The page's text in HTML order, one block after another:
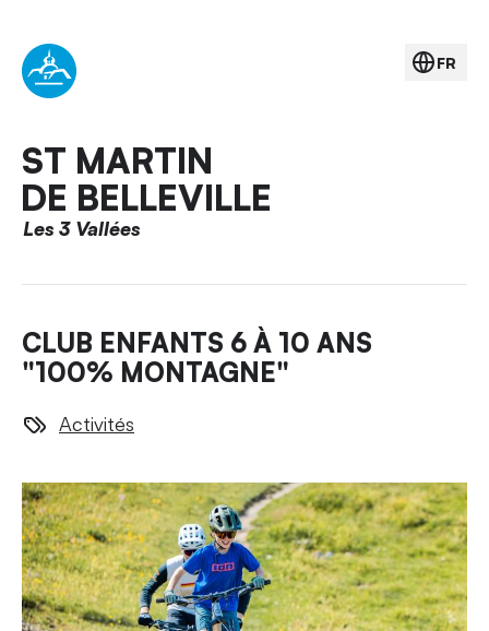
ST MARTIN
DE BELLEVILLE
Les 3 Vallées
FR
CLUB ENFANTS 6 À 10 ANS
"100% MONTAGNE"
Activités